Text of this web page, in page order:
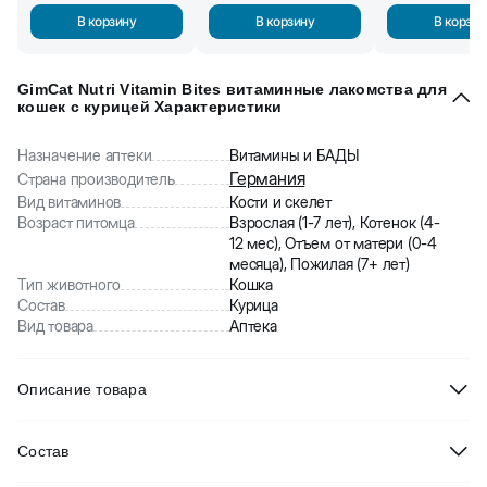
В корзину В корзину В
GimCat Nutri Vitamin Bites витаминные лакомства для
кошек с курицей Характеристики
Назначение аптеки
Витамины и БАДЫ
Страна производитель
Германия
Вид витаминов
Кости и скелет
Возраст питомца
Взрослая (1-7 лет), Котенок (4-
12 мес), Отъем от матери (0-4
месяца), Пожилая (7+ лет)
Тип животного
Кошка
Состав
Курица
Вид товара
Аптека
Описание товара
курицей
— это 2 в 1, а именно витамины и вкусняшка для вашего
Состав